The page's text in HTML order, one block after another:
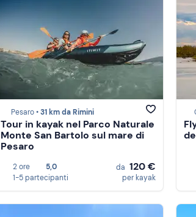
Pesaro •31 km da Rimini
Tour in kayak nel Parco Naturale
Monte San Bartolo sul mare di
Pesaro
2 ore
5,0
1-5 partecipanti
da 120 €
per kayak